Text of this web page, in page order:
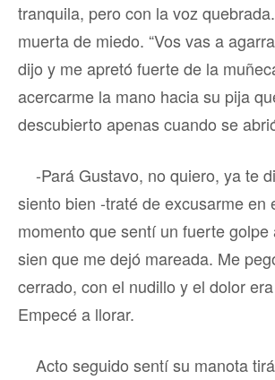
tranquila, pero con la voz
muerta de miedo. “Vos vas a
dijo y me apretó fuerte de la
acercarme la mano hacia su pija
descubierto apenas cuando se
-Pará Gustavo, no quiero, ya te
siento bien -traté de excusarme en
momento que sentí un fuerte
sien que me dejó mareada. Me
cerrado, con el nudillo y el dolor
Empecé a llorar.
Acto seguido sentí su manota